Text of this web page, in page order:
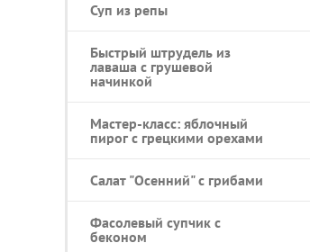
Суп из репы
Быстрый штрудель из
лаваша с грушевой
начинкой
Мастер-класс: яблочный
пирог с грецкими орехами
Салат "Осенний" с грибами
Фасолевый супчик с
беконом